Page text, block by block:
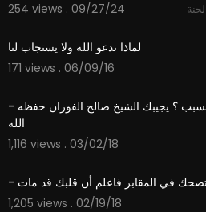
254 views . 09/27/24
لماذا ندعو الله ولا يستجاب لنا
171 views . 06/09/16
- أدعو و لا يُستجابُ لي ، فما السبب ؟ يجيبك الشيخ صالح الفوزان حفظه
الله
1,116 views . 03/02/18
تضحك في المقابر فاعلم أن قلبك قد مات
1,205 views . 02/19/18